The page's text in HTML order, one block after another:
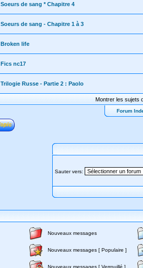
Soeurs de sang * Chapitre 4
Soeurs de sang - Chapitre 1 à 3
Broken life
Fics nc17
Trilogie Russe - Partie 2 : Paolo
Montrer les sujets
Forum
Sauter vers:
Nouveaux messages
Nouveaux messages [ Populaire ]
Nouveaux messages [ Verrouillé ]